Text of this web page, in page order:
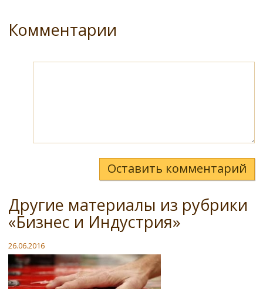
Комментарии
Оставить комментарий
Другие материалы из рубрики
«Бизнес и Индустрия»
26.06.2016